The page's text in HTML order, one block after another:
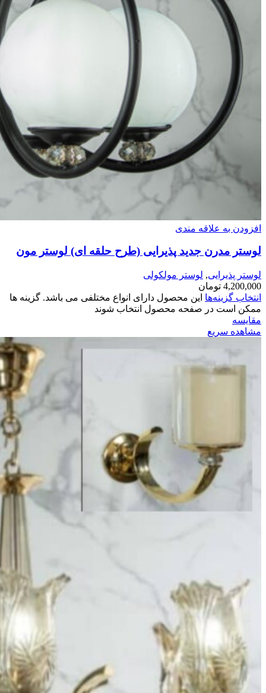
افزودن به علاقه مندی
لوستر مدرن جدید پذیرایی (طرح حلقه ای) لوستر مون
لوستر پذیرایی, لوستر مولکولی
4,200,000 تومان
انتخاب گزینه‌ها این محصول دارای انواع مختلفی می باشد. گزینه ها
ممکن است در صفحه محصول انتخاب شوند
مقایسه
مشاهده سریع